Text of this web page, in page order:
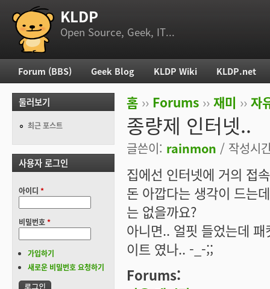
부 메뉴 KLDP
Open Source, Geek, IT...
현재 위치
홈 ›› Forums ›› 재미 ›› 자
종량제 인터넷..
글쓴이: rainmon / 작성시
집에선 인터넷에 거의 접
돈 아깝다는 생각이 드는
는 없을까요?
아니면.. 얼핏 들었는데
이트 였나.. -_-;;
Forums:
주 메뉴
Forum (BBS) Geek Blog KLDP Wiki KLDP.net
둘러보기
최근 포스트
사용자 로그인
아이디 *
비밀번호*
가입하기
새로운 비밀번호 요청하기